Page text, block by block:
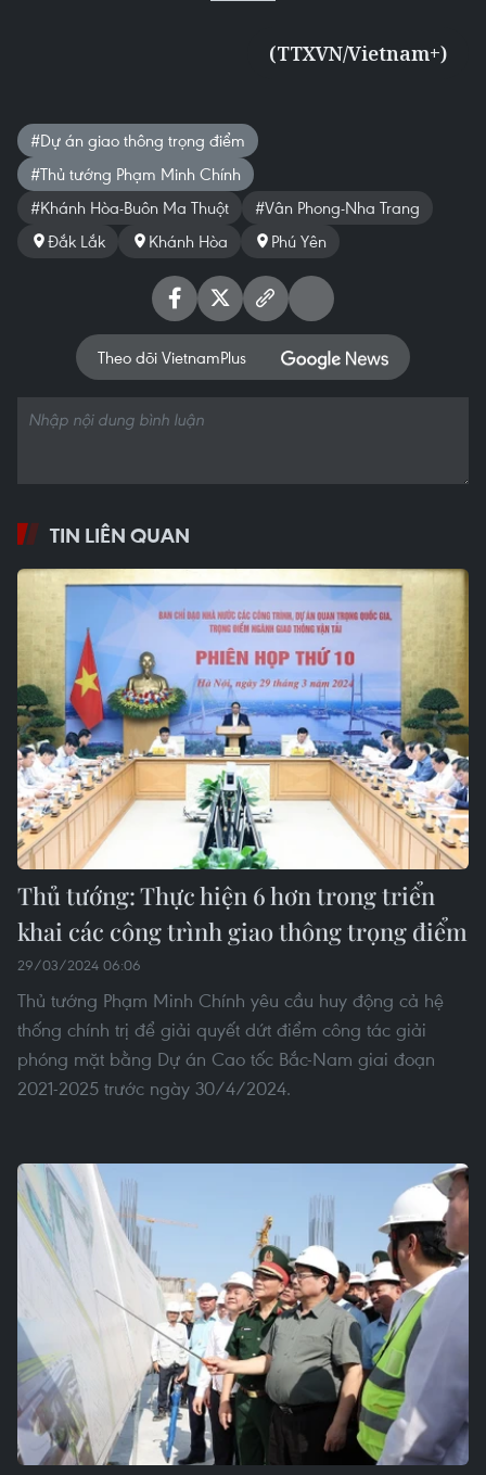
(TTXVN/Vietnam+)
#Dự án giao thông trọng điểm
#Thủ tướng Phạm Minh Chính
#Khánh Hòa-Buôn Ma Thuột
#Vân Phong-Nha Trang
Đắk Lắk
Khánh Hòa Phú Yên
Theo dõi VietnamPlus
TIN LIÊN QUAN
Thủ tướng: Thực hiện 6 hơn trong triển
khai các công trình giao thông trọng điểm
29/03/2024 06:06
Thủ tướng Phạm Minh Chính yêu cầu huy động cả hệ
thống chính trị để giải quyết dứt điểm công tác giải
phóng mặt bằng Dự án Cao tốc Bắc-Nam giai đoạn
2021-2025 trước ngày 30/4/2024.